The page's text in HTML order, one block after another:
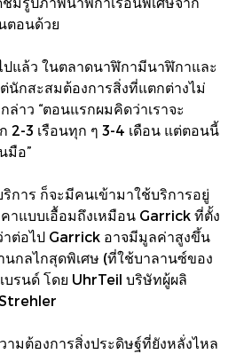
ตอนด้วย
ปแล้ว ในตลาดนาฬิกามีนาฬิกาและ
นักสะสมต้องการสิ่งที่แตกต่างไม่
าว “ตอนแรกผมคิดว่าเราจะ
2-3 เรือนทุก ๆ 3-4 เดือน แต่ตอนนี้
มือ”
การ ก็จะมีคนเข้ามาใช้บริการอยู่
าแบบเอื้อมถึงเหมือน Garrick ที่ตั้ง
ต่อไป Garrick อาจมีมูลค่าสูงขึ้น
นกลไกสุดพิเศษ (ที่ใช้บาลานซ์ของ
รนด์ โดย UhrTeil บริษัทผู้ผลิ
มต้องการสิ่งประดิษฐ์ที่ยังหลั่งไหล